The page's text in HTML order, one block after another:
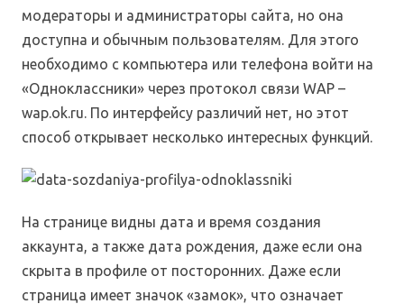
модераторы и администраторы сайта, но она
доступна и обычным пользователям. Для этого
необходимо с компьютера или телефона войти на
«Одноклассники» через протокол связи WAP –
wap.ok.ru. По интерфейсу различий нет, но этот
способ открывает несколько интересных функций.
На странице видны дата и время создания
аккаунта, а также дата рождения, даже если она
скрыта в профиле от посторонних. Даже если
страница имеет значок «замок», что означает